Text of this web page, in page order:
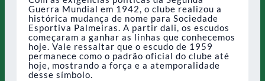
Guerra Mundial em 1942, o clube realizou a
histórica mudança de nome para Sociedade
Esportiva Palmeiras. A partir dali, os escudos
começaram a ganhar as linhas que conhecemos
hoje. Vale ressaltar que o escudo de 1959
permanece como o padrão oficial do clube até
hoje, mostrando a força e a atemporalidade
desse símbolo.